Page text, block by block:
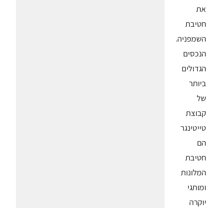
את
חטיבת
השמפניה.
הנכסים
הגדולים
ביותר
של
קבוצת
טייטינגר
הם
חטיבת
המלונות
ומותגי
יוקרה